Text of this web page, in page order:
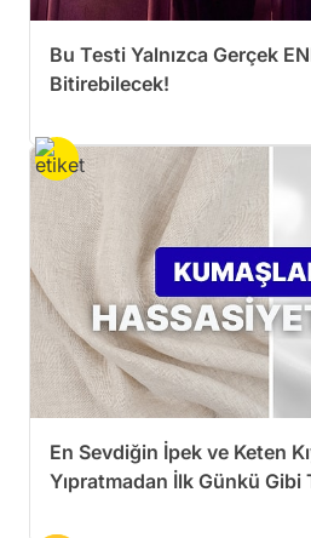
Bu Testi Yalnızca Gerçek
Bitirebilecek!
En Sevdiğin İpek ve Keten
Yıpratmadan İlk Günkü Gibi